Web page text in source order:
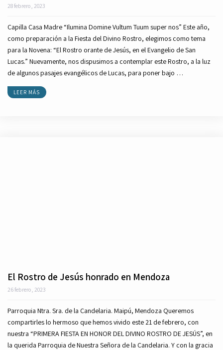
28 febrero, 2023
Capilla Casa Madre “Ilumina Domine Vultum Tuum super nos” Este año,
como preparación a la Fiesta del Divino Rostro, elegimos como tema
para la Novena: “El Rostro orante de Jesús, en el Evangelio de San
Lucas.” Nuevamente, nos dispusimos a contemplar este Rostro, a la luz
de algunos pasajes evangélicos de Lucas, para poner bajo …
LEER MÁS
El Rostro de Jesús honrado en Mendoza
26 febrero, 2023
Parroquia Ntra. Sra. de la Candelaria. Maipú, Mendoza Queremos
compartirles lo hermoso que hemos vivido este 21 de febrero, con
nuestra “PRIMERA FIESTA EN HONOR DEL DIVINO ROSTRO DE JESÚS”, en
la querida Parroquia de Nuestra Señora de la Candelaria. Y con la gracia